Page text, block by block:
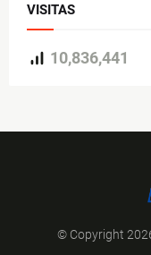
VISITAS
10,836,441
© Copyright 2026